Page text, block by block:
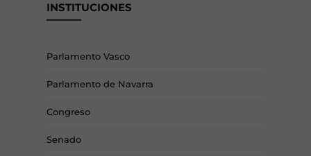
INSTITUCIONES
Parlamento Vasco
Parlamento de Navarra
Congreso
Senado